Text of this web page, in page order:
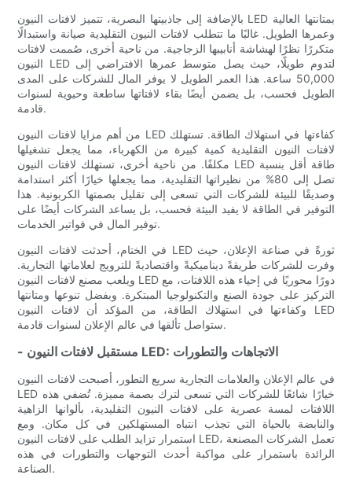
بالإضافة إلى جاذبيتها البصرية، تتميز لافتات النيون LED بمتانتها العالية
وعمرها الطويل. غالبًا ما تتطلب لافتات النيون التقليدية صيانة واستبدالًا
متكررًا نظرًا لهشاشة أنابيبها الزجاجية. من ناحية أخرى، صُممت لافتات
النيون LED لتدوم طويلًا، حيث يصل متوسط ​​عمرها الافتراضي إلى
50,000 ساعة. هذا العمر الطويل لا يوفر المال للشركات على المدى
الطويل فحسب، بل يضمن أيضًا بقاء لافتاتها ساطعة وحيوية لسنوات
قادمة.
من أهم مزايا لافتات النيون LED كفاءتها في استهلاك الطاقة. تستهلك
لافتات النيون التقليدية كمية كبيرة من الكهرباء، مما يجعل تشغيلها
مكلفًا. من ناحية أخرى، تستهلك لافتات النيون LED طاقة أقل بنسبة
تصل إلى 80% من نظيراتها التقليدية، مما يجعلها خيارًا أكثر استدامة
وصديقًا للبيئة للشركات التي تسعى إلى تقليل بصمتها الكربونية. هذا
التوفير في الطاقة لا يفيد البيئة فحسب، بل يساعد الشركات أيضًا على
توفير المال في فواتير الخدمات.
في الختام، أحدثت لافتات النيون LED ثورةً في صناعة الإعلان، حيث
وفرت للشركات طريقةً ديناميكيةً واقتصاديةً للترويج لعلاماتها التجارية.
ويلعب مصنع لافتات النيون LED دورًا محوريًا في إحياء هذه اللافتات، مع
التركيز على جودة الصنع والتكنولوجيا المبتكرة. وبفضل تنوعها ومتانتها
وكفاءتها في استهلاك الطاقة، من المؤكد أن لافتات النيون LED
ستواصل تألقها في عالم الإعلان لسنوات قادمة.
- مستقبل لافتات النيون LED: الاتجاهات والتطورات
في عالم الإعلان والعلامات التجارية سريع التطور، أصبحت لافتات النيون
LED خيارًا شائعًا للشركات التي تسعى لترك بصمة مميزة. تُضفي هذه
اللافتات لمسة عصرية على لافتات النيون التقليدية، بألوانها الزاهية
والنابضة بالحياة التي تجذب انتباه المستهلكين في كل مكان. ومع
استمرار تزايد الطلب على لافتات النيون LED، تعمل الشركات المصنعة
الرائدة باستمرار على مواكبة أحدث التوجهات والتطورات في هذه
الصناعة.